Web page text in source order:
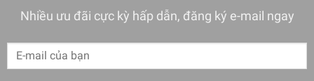
Nhiều ưu đãi cực kỳ hấp dẫn, đăng ký e-mail ngay